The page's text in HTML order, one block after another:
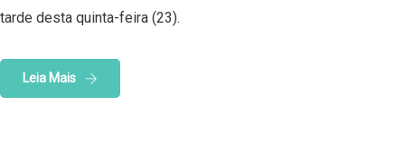
tarde desta quinta-feira (23).
Leia Mais